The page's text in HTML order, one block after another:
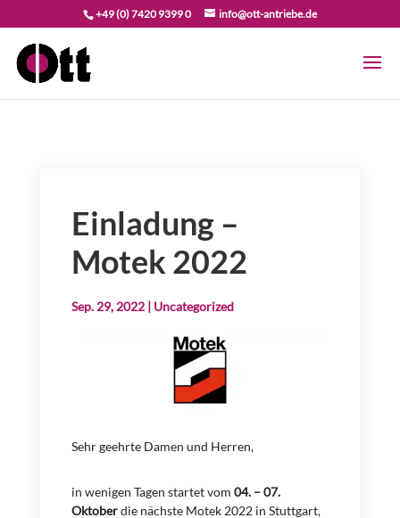
+49 (0) 7420 9399 0 info@ott-antriebe.de
Einladung –
Motek 2022
Sep. 29, 2022| Uncategorized
Sehr geehrte Damen und Herren,
in wenigen Tagen startet vom 04. – 07.
Oktoberdie nächste Motek 2022 in Stuttgart,